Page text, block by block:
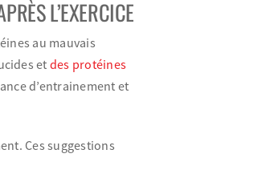
L’EXERCICE
au mauvais
et des protéines
d’entrainement et
Ces suggestions